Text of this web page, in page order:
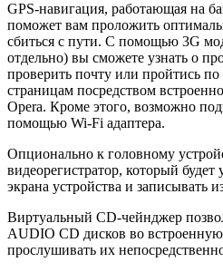
GPS-навигация, работающая на
поможет вам проложить
сбиться с пути. С помощью 3G
отдельно) вы сможете узнать о
проверить почту или пройтись
страницам посредством
Opera. Кроме этого, возможно
помощью Wi-Fi адаптера.
Опционально к головному
видеорегистратор, который будет
экрана устройства и записывать
Виртуальный CD-чейнджер
AUDIO CD дисков во встроенную
прослушивать их